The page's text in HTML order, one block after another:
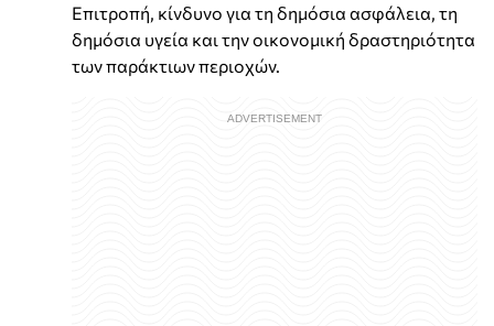
Επιτροπή, κίνδυνο για τη δημόσια ασφάλεια, τη
δημόσια υγεία και την οικονομική δραστηριότητα
των παράκτιων περιοχών.